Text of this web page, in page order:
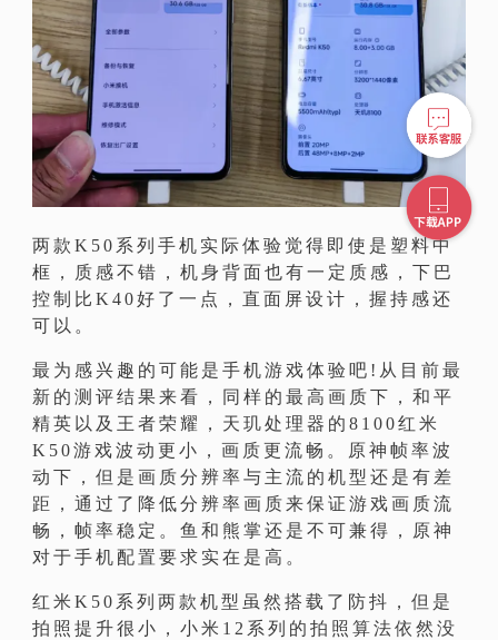
两款K50系列手机实际体验觉得即使是塑料中
框，质感不错，机身背面也有一定质感，下巴
控制比K40好了一点，直面屏设计，握持感还
可以。
最为感兴趣的可能是手机游戏体验吧!从目前最
新的测评结果来看，同样的最高画质下，和平
精英以及王者荣耀，天玑处理器的8100红米
K50游戏波动更小，画质更流畅。原神帧率波
动下，但是画质分辨率与主流的机型还是有差
距，通过了降低分辨率画质来保证游戏画质流
畅，帧率稳定。鱼和熊掌还是不可兼得，原神
对于手机配置要求实在是高。
红米K50系列两款机型虽然搭载了防抖，但是
拍照提升很小，小米12系列的拍照算法依然没